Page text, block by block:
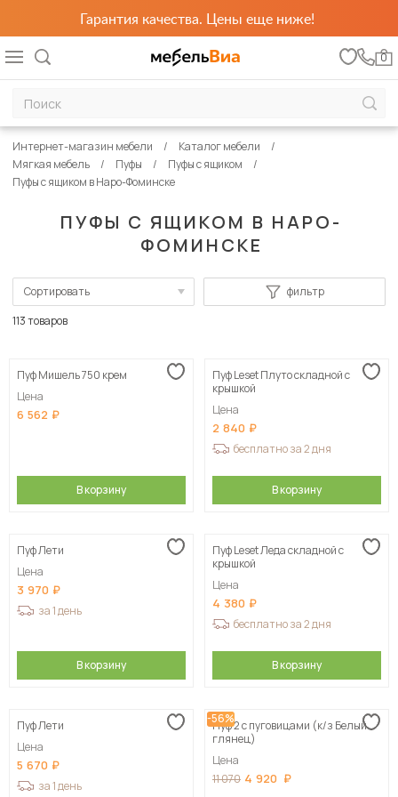
Гарантия качества. Цены еще ниже!
0
ПУФЫ С ЯЩИКОМ В НАРО-
ФОМИНСКЕ
Интернет-магазин мебели
Каталог мебели
Мягкая мебель
Пуфы
Пуфы с ящиком
Пуфы с ящиком в Наро-Фоминске
Сортировать
Сначала дорогие
фильтр
113 товаров
Пуф Мишель 750 крем
Цена
6 562
В корзину
Пуф Leset Плуто складной с
крышкой
Цена
2 840
бесплатно за 2 дня
В корзину
Пуф Лети
Цена
3 970
за 1 день
В корзину
Пуф Leset Леда складной с
крышкой
Цена
4 380
бесплатно за 2 дня
В корзину
Пуф Лети
Цена
5 670
за 1 день
-56%
Пуф 2 с пуговицами (к/з Белый
глянец)
Цена
11 070 4 920